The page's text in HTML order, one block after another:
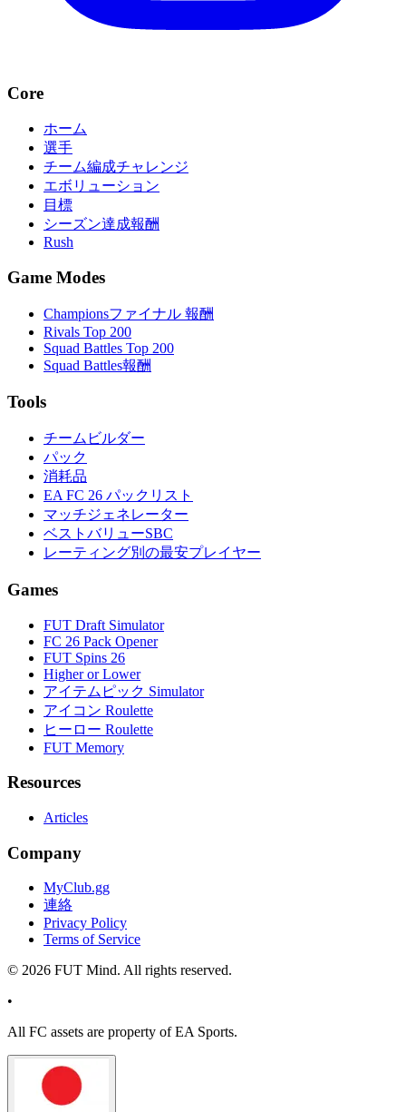
Core
ホーム
選手
チーム編成チャレンジ
エボリューション
目標
シーズン達成報酬
Rush
Game Modes
Championsファイナル 報酬
Rivals Top 200
Squad Battles Top 200
Squad Battles報酬
Tools
チームビルダー
パック
消耗品
EA FC 26 パックリスト
マッチジェネレーター
ベストバリューSBC
レーティング別の最安プレイヤー
Games
FUT Draft Simulator
FC 26 Pack Opener
FUT Spins 26
Higher or Lower
アイテムピック Simulator
アイコン Roulette
ヒーロー Roulette
FUT Memory
Resources
Articles
Company
MyClub.gg
連絡
Privacy Policy
Terms of Service
© 2026 FUT Mind. All rights reserved.
•
All FC assets are property of EA Sports.